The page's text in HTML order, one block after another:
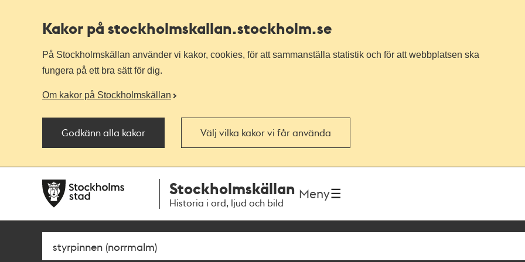
Kakor på stockholmskallan.stockholm.se
På Stockholmskällan använder vi kakor, cookies, för att sammanställa statistik och för att webbplatsen ska
fungera på ett bra sätt för dig.
Om kakor på Stockholmskällan
Godkänn alla kakor Välj vilka kakor vi får använda
navigationen
huvudinnehållet
Stockholmskällan
Historia i ord, ljud och bild
Meny
Sök